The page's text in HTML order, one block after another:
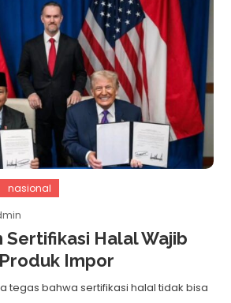
nasional
Sertifikasi Halal Wajib
Impor
tegas bahwa sertifikasi halal tidak bisa